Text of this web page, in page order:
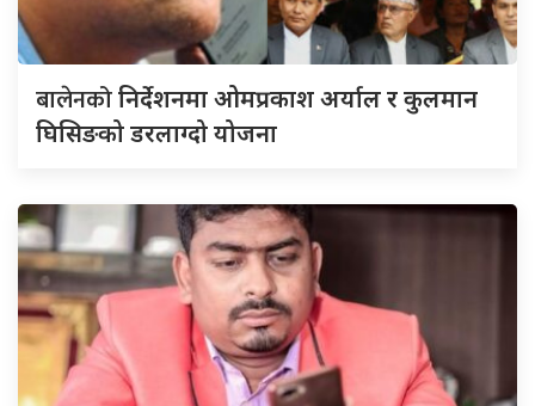
बालेनकोनिर्देशनमा ओमप्रकाश अर्याल र कुलमान
घिसिङको डरलाग्दो योजना